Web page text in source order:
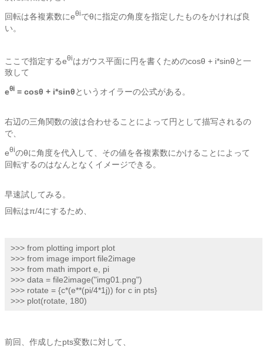
回転は各複素数にeθiでθに指定の角度を指定したものをかければ良
い。
ここで指定するeθiはガウス平面に円を書くためのcosθ + i*sinθと一
致して
eθi = cosθ + i*sinθというオイラーの公式がある。
右辺の三角関数の波は合わせることによって円として描写されるの
で、
eθiのθに角度を代入して、その値を各複素数にかけることによって
回転するのはなんとなくイメージできる。
早速試してみる。
回転はπ/4にするため、
>>> from plotting import plot
>>> from image import file2image
>>> from math import e, pi
>>> data = file2image("img01.png")
>>> rotate = {c*(e**(pi/4*1j)) for c in pts}
>>> plot(rotate, 180)
前回、作成したpts変数に対して、